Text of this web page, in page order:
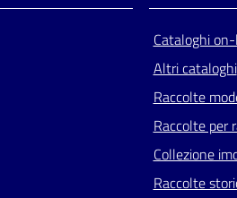
Cataloghi
Altri cataloghi
Raccolte
Raccolte per
Collezione
Raccolte